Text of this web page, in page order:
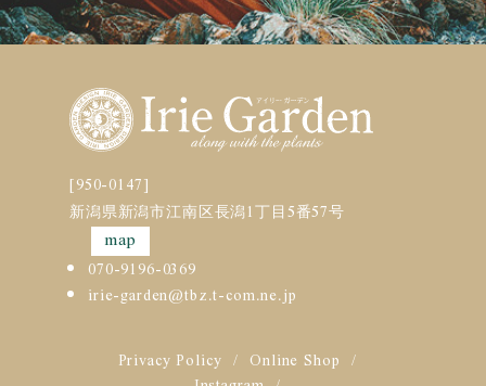
[950-0147]
新潟県新潟市江南区長潟1丁目5番57号
map
070-9196-0369
irie-garden@tbz.t-com.ne.jp
Privacy Policy Online Shop